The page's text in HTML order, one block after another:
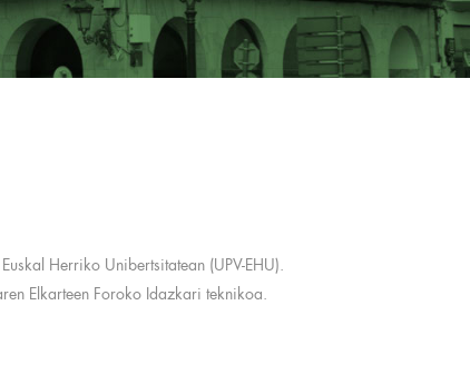
Herriko Unibertsitatean (UPV-EHU).
Elkarteen Foroko Idazkari teknikoa.